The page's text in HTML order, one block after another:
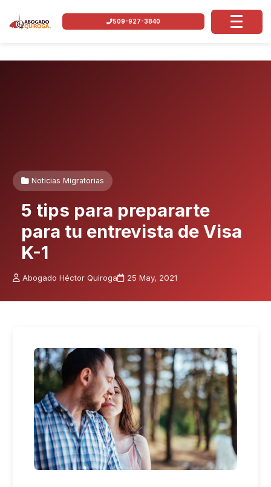
509-927-3840
Noticias Migratorias
5 tips para prepararte
para tu entrevista de Visa
K-1
Abogado Héctor Quiroga 25 May, 2021